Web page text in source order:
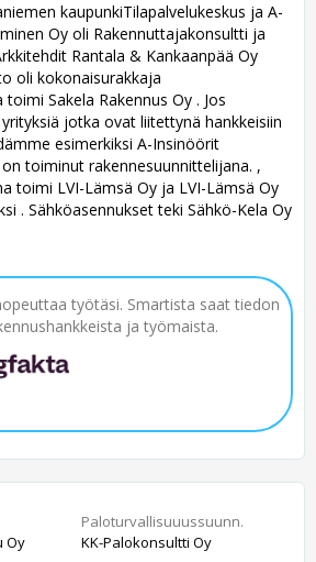
kaupunkiTilapalvelukeskus ja A-
Oy oli Rakennuttajakonsultti ja
Rantala & Kankaanpää Oy
oli kokonaisurakkaja
Sakela Rakennus Oy . Jos
jotka ovat liitettynä hankkeisiin
esimerkiksi A-Insinöörit
toiminut rakennesuunnittelijana. ,
toimi LVI-Lämsä Oy ja LVI-Lämsä Oy
. Sähköasennukset teki Sähkö-Kela Oy
työtäsi. Smartista saat tiedon
ja työmaista.
Oy
Paloturvallisuuussuunn.
KK-Palokonsultti Oy